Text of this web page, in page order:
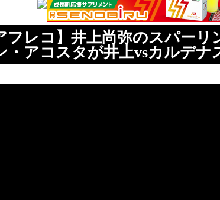
フレコ】井上尚弥のスパー
・アコスタが井上vsカルデナ